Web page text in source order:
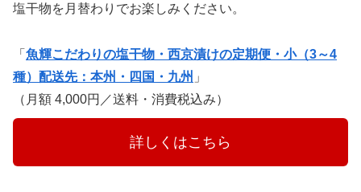
塩干物を月替わりでお楽しみください。
「 魚輝こだわりの塩干物・西京漬けの定期便・小（3～4
種）配送先：本州・四国・九州 」
（月額 4,000円／送料・消費税込み）
詳しくはこちら